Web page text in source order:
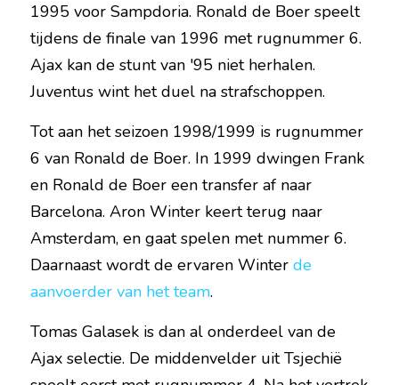
1995 voor Sampdoria. Ronald de Boer speelt
tijdens de finale van 1996 met rugnummer 6.
Ajax kan de stunt van '95 niet herhalen.
Juventus wint het duel na strafschoppen.
Tot aan het seizoen 1998/1999 is rugnummer
6 van Ronald de Boer. In 1999 dwingen Frank
en Ronald de Boer een transfer af naar
Barcelona. Aron Winter keert terug naar
Amsterdam, en gaat spelen met nummer 6.
Daarnaast wordt de ervaren Winter de
aanvoerder van het team.
Tomas Galasek is dan al onderdeel van de
Ajax selectie. De middenvelder uit Tsjechië